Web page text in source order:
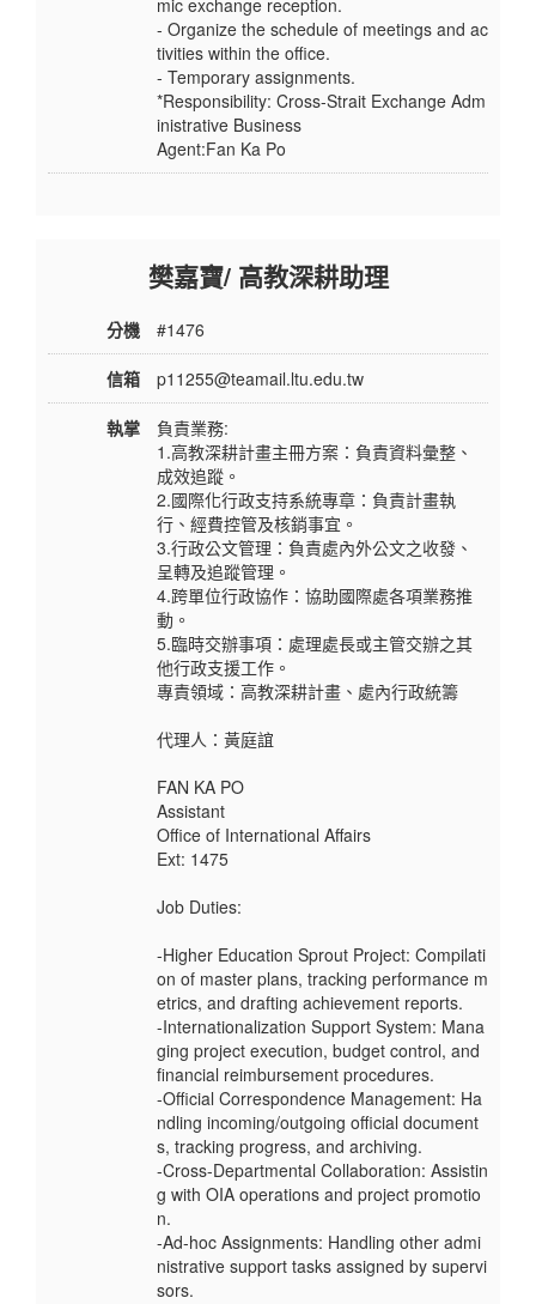
mic exchange reception.
- Organize the schedule of meetings and ac
tivities within the office.
- Temporary assignments.
*Responsibility: Cross-Strait Exchange Adm
inistrative Business
Agent:Fan Ka Po
樊嘉寶/ 高教深耕助理
分機 #1476
信箱 p11255@teamail.ltu.edu.tw
執掌
負責業務:
1.高教深耕計畫主冊方案：負責資料彙整、
成效追蹤。
2.國際化行政支持系統專章：負責計畫執
行、經費控管及核銷事宜。
3.行政公文管理：負責處內外公文之收發、
呈轉及追蹤管理。
4.跨單位行政協作：協助國際處各項業務推
動。
5.臨時交辦事項：處理處長或主管交辦之其
他行政支援工作。
專責領域：高教深耕計畫、處內行政統籌
代理人：黃庭誼
FAN KA PO
Assistant
Office of International Affairs
Ext: 1475
Job Duties:
-Higher Education Sprout Project: Compilati
on of master plans, tracking performance m
etrics, and drafting achievement reports.
-Internationalization Support System: Mana
ging project execution, budget control, and
financial reimbursement procedures.
-Official Correspondence Management: Ha
ndling incoming/outgoing official document
s, tracking progress, and archiving.
-Cross-Departmental Collaboration: Assistin
g with OIA operations and project promotio
n.
-Ad-hoc Assignments: Handling other admi
nistrative support tasks assigned by supervi
sors.